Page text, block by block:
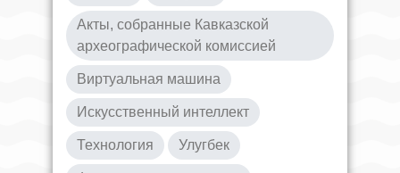
Акты, собранные Кавказской
археографической комиссией
Виртуальная машина
Искусственный интеллект
Технология Улугбек